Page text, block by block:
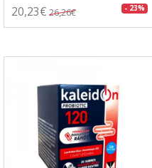
20,23€ 26,26€ - 23%